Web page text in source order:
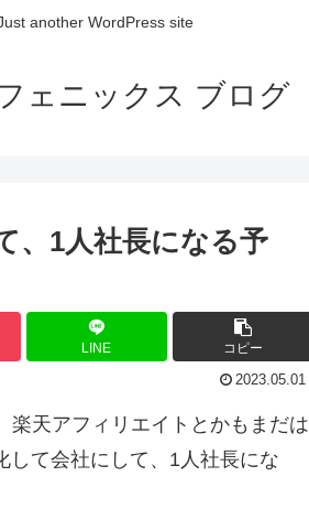
another WordPress site
ェニックス ブログ
、1人社長になる予
LINE コピー
2023.05.01
楽天アフィリエイトとかもまだは
して会社にして、1人社長にな